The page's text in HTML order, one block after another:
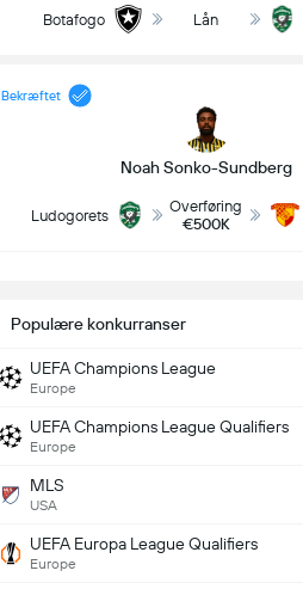
Botafogo Lån
Bekræftet
Noah Sonko-Sundberg
Ludogorets
Overføring
€500K
Populære konkurranser
UEFA Champions League
Europe
UEFA Champions League Qualifiers
Europe
MLS
USA
UEFA Europa League Qualifiers
Europe